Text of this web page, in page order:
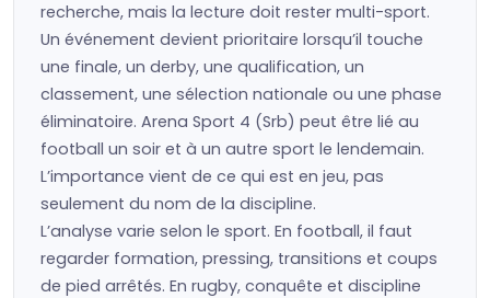
recherche, mais la lecture doit rester multi-sport.
Un événement devient prioritaire lorsqu’il touche
une finale, un derby, une qualification, un
classement, une sélection nationale ou une phase
éliminatoire. Arena Sport 4 (Srb) peut être lié au
football un soir et à un autre sport le lendemain.
L’importance vient de ce qui est en jeu, pas
seulement du nom de la discipline.
L’analyse varie selon le sport. En football, il faut
regarder formation, pressing, transitions et coups
de pied arrêtés. En rugby, conquête et discipline